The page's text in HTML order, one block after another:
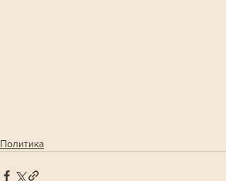
Политика